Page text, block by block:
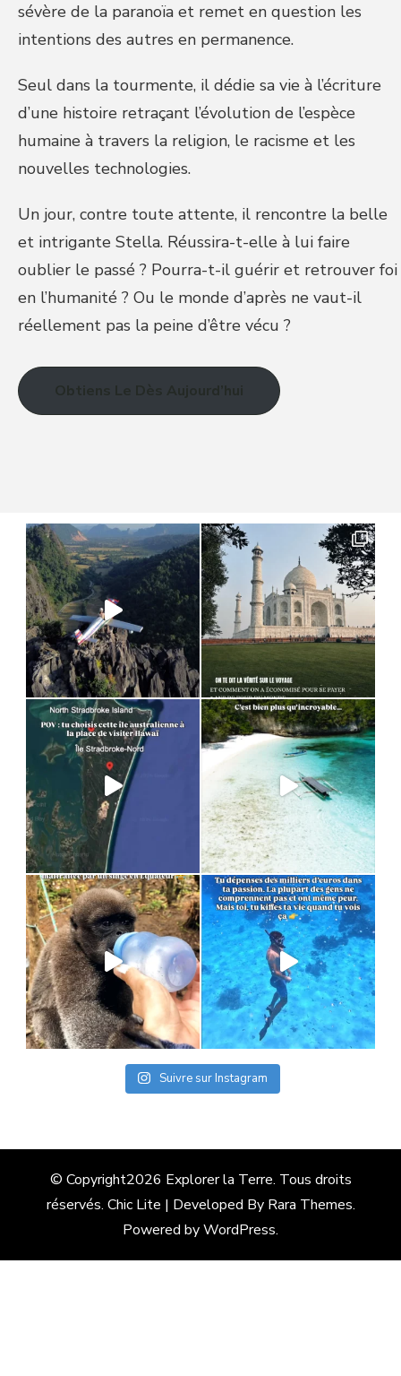
sévère de la paranoïa et remet en question les
intentions des autres en permanence.
Seul dans la tourmente, il dédie sa vie à l’écriture
d’une histoire retraçant l’évolution de l’espèce
humaine à travers la religion, le racisme et les
nouvelles technologies.
Un jour, contre toute attente, il rencontre la belle
et intrigante Stella. Réussira-t-elle à lui faire
oublier le passé ? Pourra-t-il guérir et retrouver foi
en l’humanité ? Ou le monde d’après ne vaut-il
réellement pas la peine d’être vécu ?
Obtiens Le Dès Aujourd’hui
Suivre sur Instagram
© Copyright2026 Explorer la Terre. Tous droits
réservés. Chic Lite | Developed By Rara Themes.
Powered byWordPress.